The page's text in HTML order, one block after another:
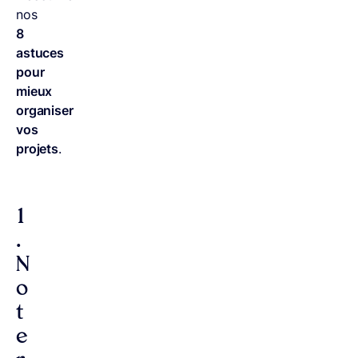
nos
8
astuces
pour
mieux
organiser
vos
projets.
1
.
N
o
t
e